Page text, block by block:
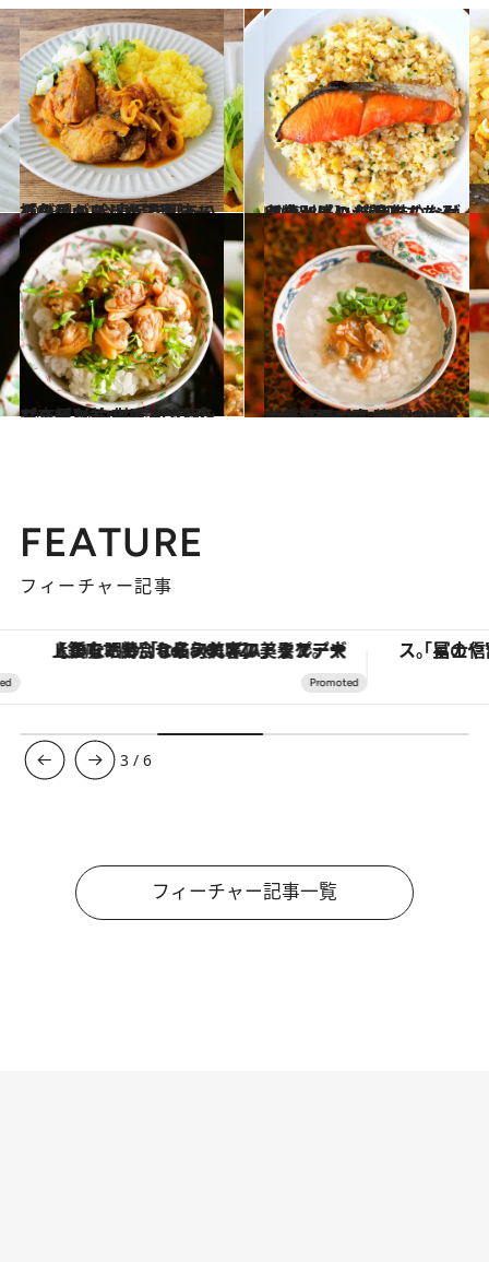
2023.4.12
この手があった！ 知って損なし！ 冷凍保存していた魚のおいしい調理法 「ブリのスパイスカレーレシピ」
グルメ 2023.8.5
【特別感に心躍るごちそうレシピ】 焼き鮭のっけ卵チャーハン ほぐしながら食べるのが美味！
グルメ
2023.11.6
【スーパーのあさり活用レシピ】 白央さん流シンプル深川丼 刻み三つ葉をお忘れなく！
グルメ 2023.10.21
【からだが喜ぶおかゆレシピ】 あさり佃煮のっけがゆ 優しいおいしさがじんわり胃に広がる
グルメ
FEATURE
フィーチャー記事
【銀座で出合う最旬美容】美髪ケアや上質な眠り…セルフケアのアップデートから、特別な名入れギフトまで。大人のための「ReFa GINZA」クルーズ
3 /6
フィーチャー記事一覧